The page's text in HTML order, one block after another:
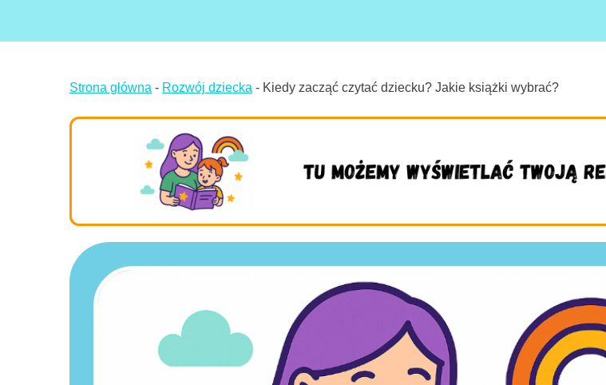
Strona główna - Rozwój dziecka - Kiedy zacząć czytać dziecku? Jakie książki wybrać?